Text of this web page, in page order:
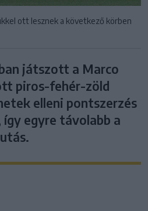
ott lesznek a következő körben
játszott a Marco
piros-fehér-zöld
elleni pontszerzés
egyre távolabb a